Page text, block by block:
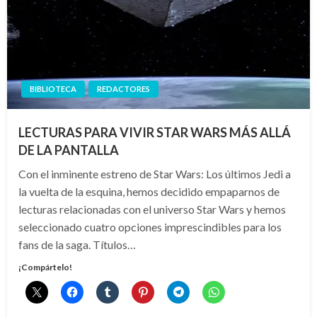
BIBLIOTECA REDACTORES
LECTURAS PARA VIVIR STAR WARS MÁS ALLÁ
DE LA PANTALLA
Con el inminente estreno de Star Wars: Los últimos Jedi a
la vuelta de la esquina, hemos decidido empaparnos de
lecturas relacionadas con el universo Star Wars y hemos
seleccionado cuatro opciones imprescindibles para los
fans de la saga. Títulos…
¡Compártelo!